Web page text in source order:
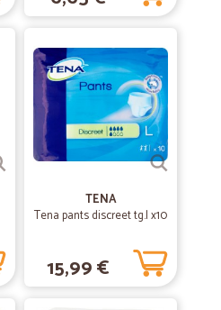
TENA
Tena pants discreet tg.l x10
15,99 €